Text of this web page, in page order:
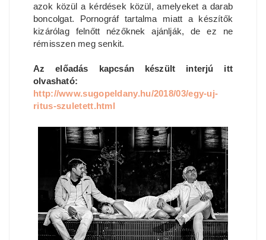
azok közül a kérdések közül, amelyeket a darab
boncolgat. Pornográf tartalma miatt a készítők
kizárólag felnőtt nézőknek ajánlják, de ez ne
rémisszen meg senkit.
Az előadás kapcsán készült interjú itt
olvasható:
http://www.sugopeldany.hu/2018/03/egy-uj-
ritus-szuletett.html